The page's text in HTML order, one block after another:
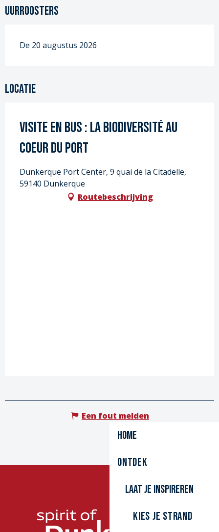
Home
Ontdek
Laat je inspireren
Kies je strand
Uurroosters
De 20 augustus 2026
Locatie
Visite en bus : La biodiversité au
coeur du port
Dunkerque Port Center, 9 quai de la Citadelle,
59140 Dunkerque
Routebeschrijving
Een fout melden